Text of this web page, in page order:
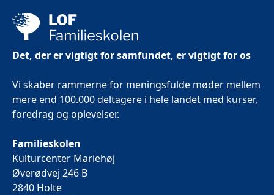
Det, der er vigtigt for samfundet, er vigtigt for os
Vi skaber rammerne for meningsfulde møder mellem
mere end 100.000 deltagere i hele landet med kurser,
foredrag og oplevelser.
Familieskolen
Kulturcenter Mariehøj
Øverødvej 246 B
2840 Holte